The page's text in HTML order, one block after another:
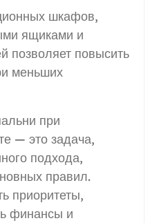
шкафов,
ящиками и
позволяет повысить
меньших
при
— это задача,
подхода,
правил.
приоритеты,
финансы и